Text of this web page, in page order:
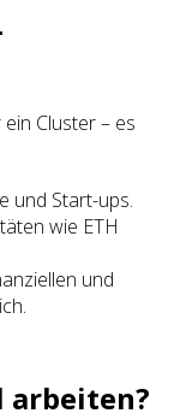
Cluster – es
und Start-ups.
wie ETH
und
arbeiten?